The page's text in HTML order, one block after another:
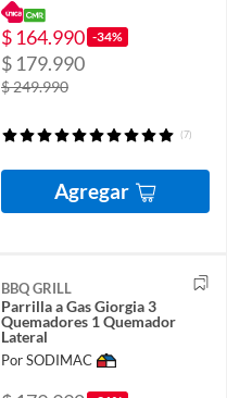
$ 164.990 -34%
$ 179.990
$ 249.990
(7)
Agregar
BBQ GRILL
Parrilla a Gas Giorgia 3
Quemadores 1 Quemador
Lateral
Por SODIMAC